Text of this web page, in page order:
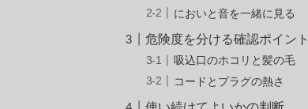
においと音を一緒に見る
危険度を分ける確認ポイント
吸込口のホコリと髪の毛
コードとプラグの熱さ